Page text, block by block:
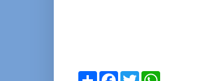
S F T